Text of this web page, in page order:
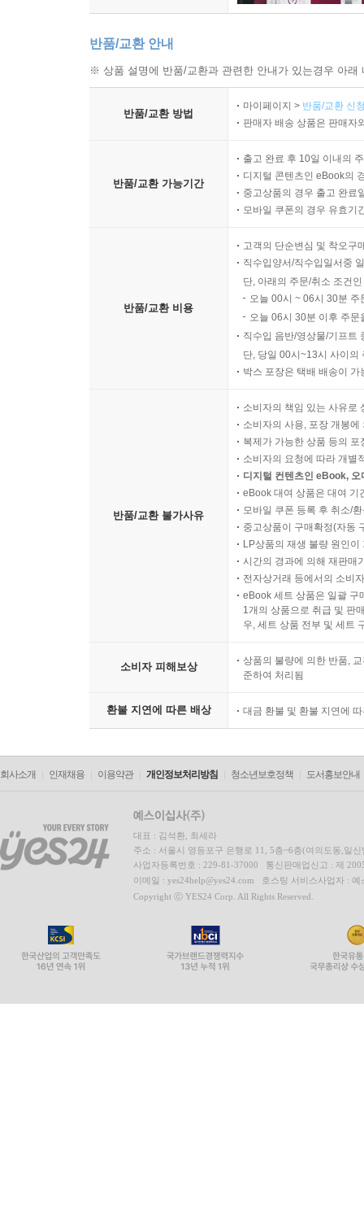
반품/교환 안내
※ 상품 설명에 반품/교환과 관련한 안내가 있는경우 아
반품/교환 방법
마이페이지 > 반품/교환 신
판매자 배송 상품은 판매자
반품/교환 가능기간
출고 완료 후 10일 이내의
디지털 콘텐츠인 eBook의
중고상품의 경우 출고 완료
모바일 쿠폰의 경우 유효기
반품/교환 비용
고객의 단순변심 및 착오구
직수입양서/직수입일서중
단, 아래의 주문/취소 조건
오늘 00시 ~ 06시 30분
오늘 06시 30분 이후 주
직수입 음반/영상물/기프트
단, 당일 00시~13시 사이의
박스 포장은 택배 배송이
반품/교환 불가사유
소비자의 책임 있는 사유로
소비자의 사용, 포장 개봉
복제가 가능한 상품 등의
소비자의 요청에 따라 개별
디지털 컨텐츠인 eBook,
eBook 대여 상품은 대여 기
모바일 쿠폰 등록 후 취소/
중고상품이 구매확정(자동
LP상품의 재생 불량 원인
시간의 경과에 의해 재판매
전자상거래 등에서의 소비
eBook 세트 상품은 일괄 구
1개의 상품으로 취급 및 판
우, 세트 상품 전부 및 세트
소비자 피해보상
상품의 불량에 의한 반품,
준하여 처리됨
환불 지연에 따른 배상 대금 환불 및 환불 지연에
회사소개 인재채용 이용약관 개인정보처리방침 청소년보호정책 도서홍보안내
대표 : 김석환, 최세라
주소 : 서울시 영등포구 은행로 11, 5층~6층(여의도동,일신
사업자등록번호 : 229-81-37000 통신판매업신고 : 제
이메일 : yes24help@yes24.com 호스팅 서비스사업자 :
Copyright ⓒ YES24 Corp. All Rights Reserved.